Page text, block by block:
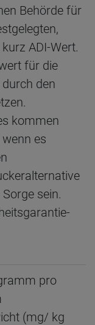
Behörde für
ADI-Wert.
für die
den
kommen
es
sein.
pro
(mg/ kg